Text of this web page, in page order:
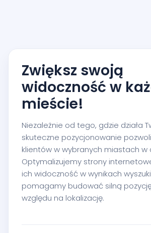
Zwiększ swoją
widoczność w
mieście!
Niezależnie od tego, gdzie działa
skuteczne pozycjonowanie
klientów w wybranych miastach w
Optymalizujemy strony
ich widoczność w wynikach
pomagamy budować silną
względu na lokalizację.